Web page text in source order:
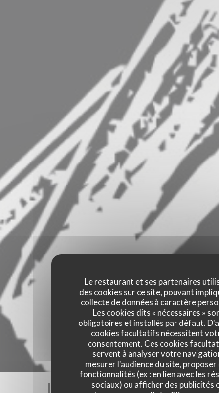
Le restaurant et ses partenaires
des cookies sur ce site, pouvant
collecte de données à caractère
Les cookies dits « nécessaires »
obligatoires et installés par défaut.
cookies facultatifs nécessitent
consentement. Ces cookies
servent à analyser votre
mesurer l'audience du site, proposer
fonctionnalités (ex : en lien avec les
sociaux) ou afficher des publicités